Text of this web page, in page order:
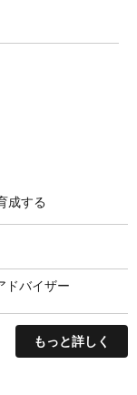
成する
ドバイザー
もっと詳しく